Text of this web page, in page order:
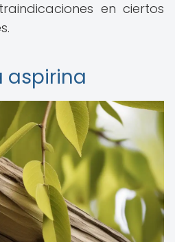
en ciertos
aspirina